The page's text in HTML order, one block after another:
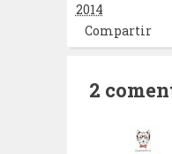
2014
Compartir
2